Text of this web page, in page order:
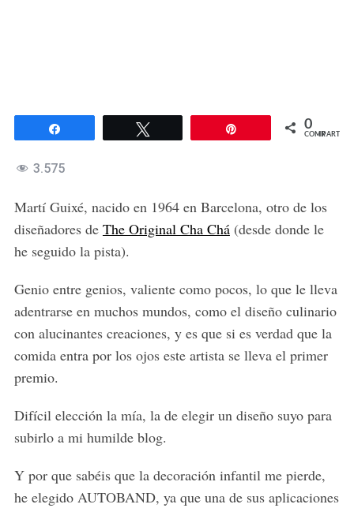
0
COMPARTIR
3.575
Martí Guixé, nacido en 1964 en Barcelona, otro de los
diseñadores de The Original Cha Chá(desde donde le
he seguido la pista).
Genio entre genios, valiente como pocos, lo que le lleva
adentrarse en muchos mundos, como el diseño culinario
con alucinantes creaciones, y es que si es verdad que la
comida entra por los ojos este artista se lleva el primer
premio.
Difícil elección la mía, la de elegir un diseño suyo para
subirlo a mi humilde blog.
Y por que sabéis que la decoración infantil me pierde,
he elegido AUTOBAND, ya que una de sus aplicaciones